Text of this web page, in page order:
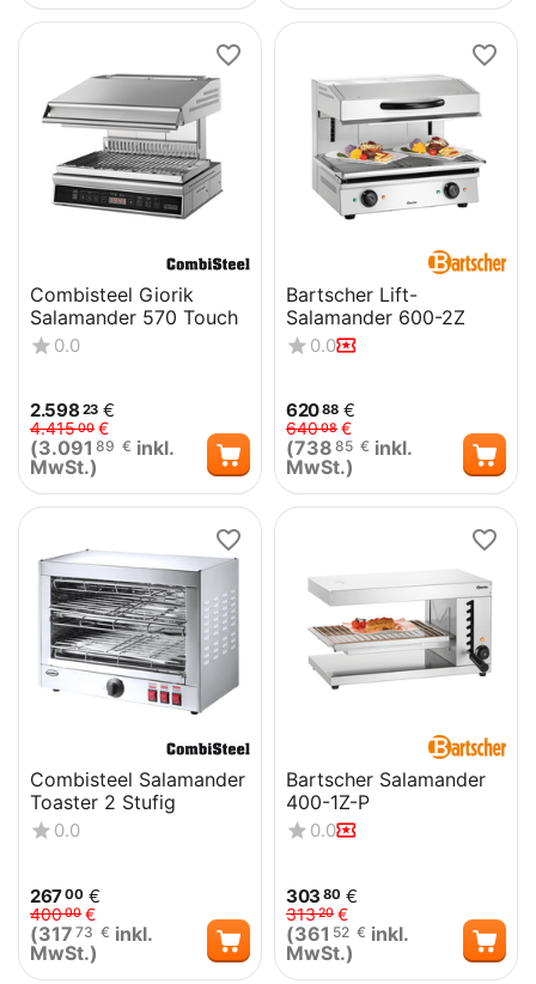
Combisteel Giorik
Salamander 570 Touch
0.0
2.598 23 €
4.41500 €
(3.091 89 € inkl.
MwSt.)
Bartscher Lift-
Salamander 600-2Z
0.0
62088 €
64008 €
(738 85 € inkl.
MwSt.)
Combisteel Salamander
Toaster 2 Stufig
0.0
26700 €
40000 €
(317 73 € inkl.
MwSt.)
Bartscher Salamander
400-1Z-P
0.0
303 80 €
31320 €
(361 52 € inkl.
MwSt.)